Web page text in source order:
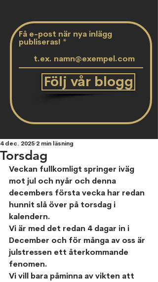
Få e-post när nya inlägg
publiseras!
Följ vår blogg
Torsdag
4 dec. 2025 2 min läsning
Veckan fullkomligt springer iväg
mot jul och nyår och denna
decembers första vecka har redan
hunnit slå över på torsdag i
kalendern.
Vi är med det redan 4 dagar in i
December och för många av oss är
julstressen ett återkommande
fenomen.
Vi vill bara påminna av vikten att